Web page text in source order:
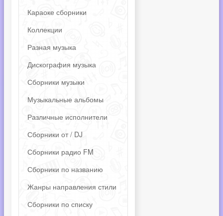
Караоке сборники
Коллекции
Разная музыка
Дискография музыка
Сборники музыки
Музыкальные альбомы
Различные исполнители
Сборники от / DJ
Сборники радио FM
Сборники по названию
Жанры направления стили
Сборники по списку